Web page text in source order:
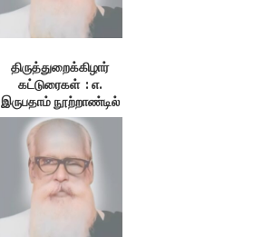
திருத்துறைக்கிழார்
கட்டுரைகள் : எ.
இருபதாம் நூற்றாண்டில்
தமிழ்நாட்டின் நிலைமை
– 1.தமிழ்நாடு. 2. மொழி